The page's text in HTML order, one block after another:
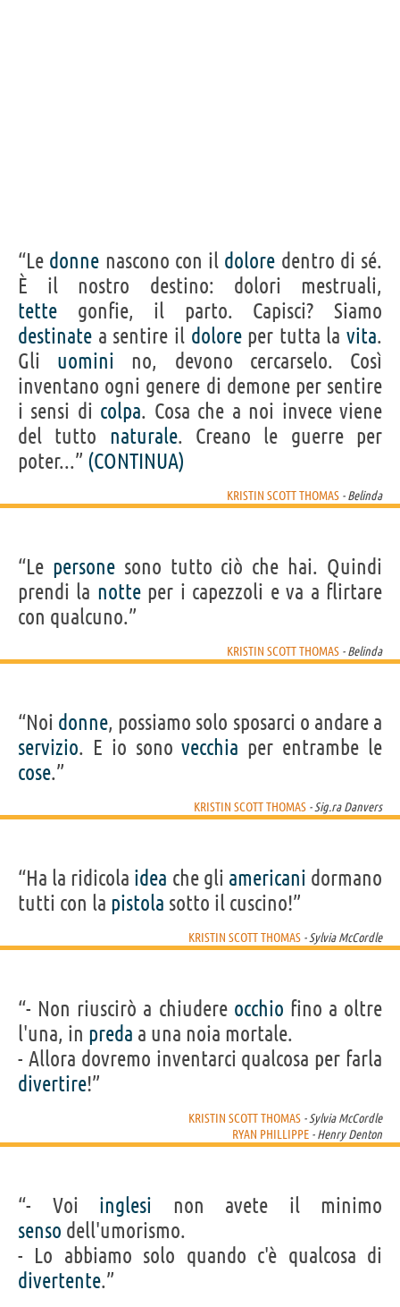
“Le donne nascono con il dolore dentro di sé.
È il nostro destino: dolori mestruali,
tette gonfie, il parto. Capisci? Siamo
destinate a sentire il doloreper tutta la vita.
Gli uomini no, devono cercarselo. Così
inventano ogni genere di demone per sentire
i sensi di colpa. Cosa che a noi invece viene
del tutto naturale. Creano le guerre per
poter...” (CONTINUA)
KRISTIN SCOTT THOMAS - Belinda
“Le personesono tutto ciò che hai. Quindi
prendi la notteper i capezzoli e va a flirtare
con qualcuno.”
KRISTIN SCOTT THOMAS - Belinda
“Noi donne, possiamo solo sposarci o andare a
servizio. E io sonovecchia per entrambe le
cose.”
KRISTIN SCOTT THOMAS - Sig.ra Danvers
“Ha la ridicola idea che gli americani dormano
tutti con la pistola sotto il cuscino!”
KRISTIN SCOTT THOMAS - Sylvia McCordle
“- Non riuscirò a chiudere occhio fino a oltre
l'una, in preda a una noia mortale.
- Allora dovremo inventarci qualcosa per farla
divertire!”
KRISTIN SCOTT THOMAS - Sylvia McCordle
RYAN PHILLIPPE - Henry Denton
“- Voi inglesi non avete il minimo
senso dell'umorismo.
- Lo abbiamo solo quando c'è qualcosa di
divertente.”